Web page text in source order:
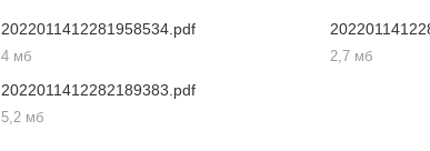
2022011412281958534.pdf
4 мб 2,7 мб
2022011412282189383.pdf
5,2 мб